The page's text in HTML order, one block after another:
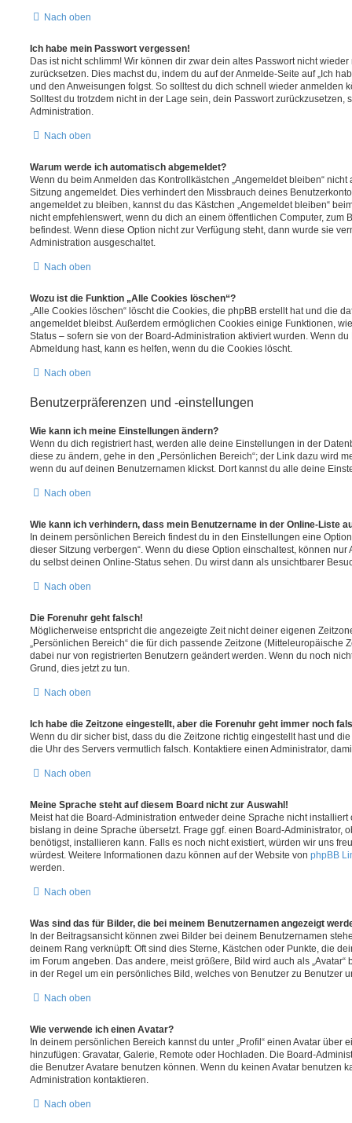
Nach oben
Ich habe mein Passwort vergessen!
Das ist nicht schlimm! Wir können dir zwar dein altes Passwort nicht
zurücksetzen. Dies machst du, indem du auf der Anmelde-Seite auf „Ich
und den Anweisungen folgst. So solltest du dich schnell wieder anmelden
Solltest du trotzdem nicht in der Lage sein, dein Passwort zurückzusetzen,
Administration.
Nach oben
Warum werde ich automatisch abgemeldet?
Wenn du beim Anmelden das Kontrollkästchen „Angemeldet bleiben“
Sitzung angemeldet. Dies verhindert den Missbrauch deines
angemeldet zu bleiben, kannst du das Kästchen „Angemeldet bleiben“
nicht empfehlenswert, wenn du dich an einem öffentlichen Computer, zum
befindest. Wenn diese Option nicht zur Verfügung steht, dann wurde sie
Administration ausgeschaltet.
Nach oben
Wozu ist die Funktion „Alle Cookies löschen“?
„Alle Cookies löschen“ löscht die Cookies, die phpBB erstellt hat und die
angemeldet bleibst. Außerdem ermöglichen Cookies einige Funktionen,
Status – sofern sie von der Board-Administration aktiviert wurden. Wenn
Abmeldung hast, kann es helfen, wenn du die Cookies löscht.
Nach oben
Benutzerpräferenzen und -einstellungen
Wie kann ich meine Einstellungen ändern?
Wenn du dich registriert hast, werden alle deine Einstellungen in der
diese zu ändern, gehe in den „Persönlichen Bereich“; der Link dazu wird
wenn du auf deinen Benutzernamen klickst. Dort kannst du alle deine
Nach oben
Wie kann ich verhindern, dass mein Benutzername in der Online-Liste
In deinem persönlichen Bereich findest du in den Einstellungen eine
dieser Sitzung verbergen“. Wenn du diese Option einschaltest, können
du selbst deinen Online-Status sehen. Du wirst dann als unsichtbarer
Nach oben
Die Forenuhr geht falsch!
Möglicherweise entspricht die angezeigte Zeit nicht deiner eigenen
„Persönlichen Bereich“ die für dich passende Zeitzone (Mitteleuropäische
dabei nur von registrierten Benutzern geändert werden. Wenn du noch
Grund, dies jetzt zu tun.
Nach oben
Ich habe die Zeitzone eingestellt, aber die Forenuhr geht immer noch
Wenn du dir sicher bist, dass du die Zeitzone richtig eingestellt hast und
die Uhr des Servers vermutlich falsch. Kontaktiere einen Administrator,
Nach oben
Meine Sprache steht auf diesem Board nicht zur Auswahl!
Meist hat die Board-Administration entweder deine Sprache nicht
bislang in deine Sprache übersetzt. Frage ggf. einen Board-Administrator,
benötigst, installieren kann. Falls es noch nicht existiert, würden wir uns
würdest. Weitere Informationen dazu können auf der Website von phpBB
werden.
Nach oben
Was sind das für Bilder, die bei meinem Benutzernamen angezeigt
In der Beitragsansicht können zwei Bilder bei deinem Benutzernamen
deinem Rang verknüpft: Oft sind dies Sterne, Kästchen oder Punkte, die
im Forum angeben. Das andere, meist größere, Bild wird auch als
in der Regel um ein persönliches Bild, welches von Benutzer zu Benutzer
Nach oben
Wie verwende ich einen Avatar?
In deinem persönlichen Bereich kannst du unter „Profil“ einen Avatar über
hinzufügen: Gravatar, Galerie, Remote oder Hochladen. Die Board-
die Benutzer Avatare benutzen können. Wenn du keinen Avatar benutzen
Administration kontaktieren.
Nach oben